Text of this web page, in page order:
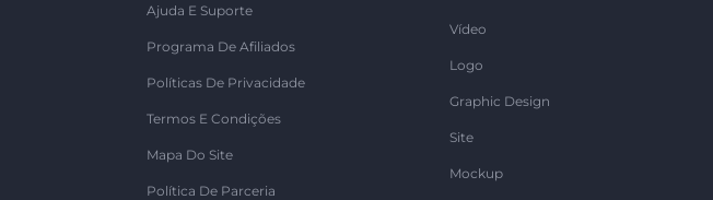
Ajuda E Suporte
Programa De Afiliados
Políticas De Privacidade
Termos E Condições
Mapa Do Site
Política De Parceria
Vídeo
Logo
Graphic Design
Site
Mockup